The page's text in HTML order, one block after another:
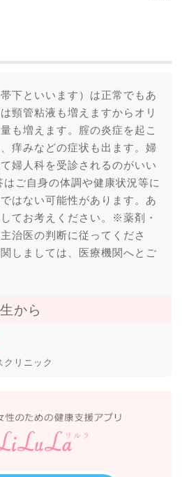
下といいます）は正常でもあ
頸管粘液も増えますからオリ
も増えます。腟の炎症を起こ
痒みなどの症状も出ます。婦
婦人科を受診されるのがいい
ご自身の体調や健康状況等に
はない可能性があります。あ
てお考えください。※薬剤・
治医の判断に従ってくださ
しましては、医療機関へとご
から
クリニック